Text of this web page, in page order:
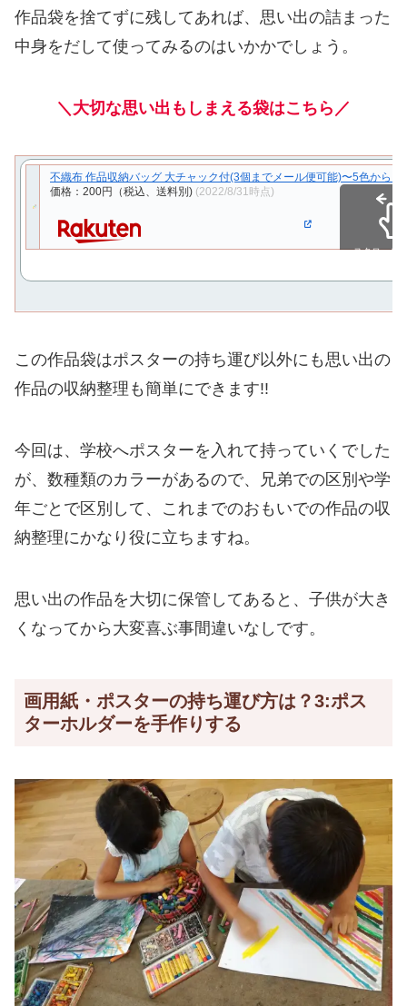
作品袋を捨てずに残してあれば、思い出の詰まった
中身をだして使ってみるのはいかかでしょう。
＼大切な思い出もしまえる袋はこちら／
不織布 作品収納バッグ 大チャック付(3個までメール便可能)〜5色から
価格：200円（税込、送料別) (2022/8/31時点)
スクロール
この作品袋はポスターの持ち運び以外にも思い出の
作品の収納整理も簡単にできます!!
今回は、学校へポスターを入れて持っていくでした
が、数種類のカラーがあるので、兄弟での区別や学
年ごとで区別して、これまでのおもいでの作品の収
納整理にかなり役に立ちますね。
思い出の作品を大切に保管してあると、子供が大き
くなってから大変喜ぶ事間違いなしです。
画用紙・ポスターの持ち運び方は？3:ポス
ターホルダーを手作りする